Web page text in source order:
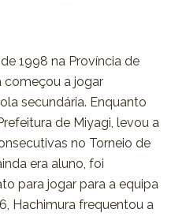
1998 na Província de
começou a jogar
secundária. Enquanto
de Miyagi, levou a
no Torneio de
era aluno, foi
para jogar para a equipa
Hachimura frequentou a